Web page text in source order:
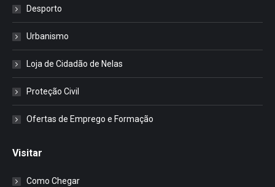
Desporto
Urbanismo
Loja de Cidadão de Nelas
Proteção Civil
Ofertas de Emprego e Formação
Visitar
Como Chegar